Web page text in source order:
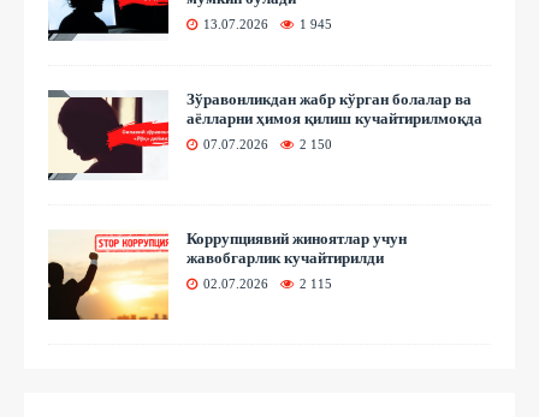
13.07.2026 1 945
Зўравонликдан жабр кўрган болалар ва
аёлларни ҳимоя қилиш кучайтирилмоқда
07.07.2026 2 150
Коррупциявий жиноятлар учун
жавобгарлик кучайтирилди
02.07.2026 2 115